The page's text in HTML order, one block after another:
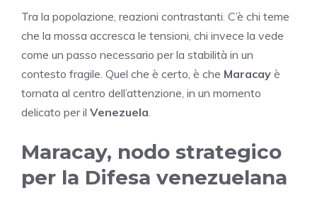
Tra la popolazione, reazioni contrastanti. C’è chi teme
che la mossa accresca le tensioni, chi invece la vede
come un passo necessario per la stabilità in un
contesto fragile. Quel che è certo, è che Maracay è
tornata al centro dell’attenzione, in un momento
delicato per il Venezuela
Maracay, nodo strategico
per la Difesa venezuelana